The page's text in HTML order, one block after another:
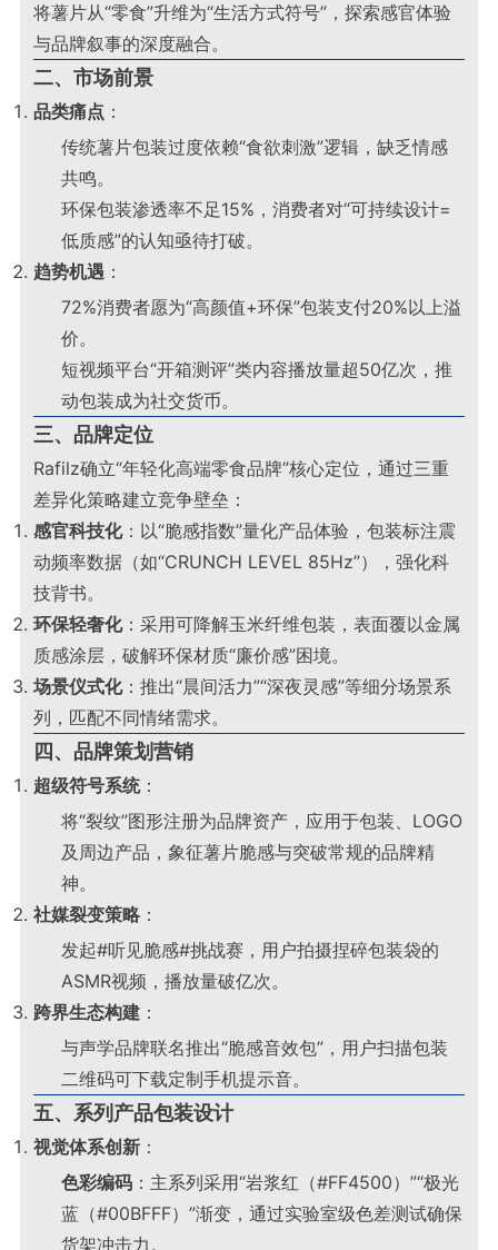
将薯片从“零食”升维为“生活方式符号”，探索感官体验
与品牌叙事的深度融合。
二、市场前景
品类痛点 ：
传统薯片包装过度依赖“食欲刺激”逻辑，缺乏情感
共鸣。
环保包装渗透率不足15%，消费者对“可持续设计=
低质感”的认知亟待打破。
趋势机遇 ：
72%消费者愿为“高颜值+环保”包装支付20%以上溢
价。
短视频平台“开箱测评”类内容播放量超50亿次，推
动包装成为社交货币。
三、品牌定位
Rafilz确立“年轻化高端零食品牌”核心定位，通过三重
差异化策略建立竞争壁垒：
感官科技化：以“脆感指数”量化产品体验，包装标注震
动频率数据（如“CRUNCH LEVEL 85Hz”），强化科
技背书。
环保轻奢化：采用可降解玉米纤维包装，表面覆以金属
质感涂层，破解环保材质“廉价感”困境。
场景仪式化：推出“晨间活力”“深夜灵感”等细分场景系
列，匹配不同情绪需求。
四、品牌策划营销
超级符号系统：
将“裂纹”图形注册为品牌资产，应用于包装、LOGO
及周边产品，象征薯片脆感与突破常规的品牌精
神。
社媒裂变策略 ：
发起#听见脆感#挑战赛，用户拍摄捏碎包装袋的
ASMR视频，播放量破亿次。
跨界生态构建 ：
与声学品牌联名推出“脆感音效包”，用户扫描包装
二维码可下载定制手机提示音。
五、系列产品包装设计
视觉体系创新 ：
色彩编码 ：主系列采用“岩浆红（#FF4500）”“极光
蓝（#00BFFF）”渐变，通过实验室级色差测试确保
货架冲击力 。